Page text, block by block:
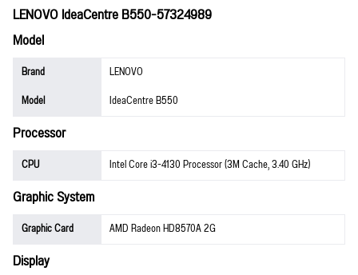
LENOVO IdeaCentre B550-57324989
Model
Brand
LENOVO
Model
IdeaCentre B550
Processor
CPU Intel Core i3-4130 Processor (3M Cache, 3.40 GHz)
Graphic System
Graphic Card AMD Radeon HD8570A 2G
Display